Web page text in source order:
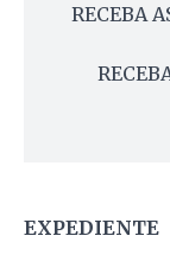
RECEBA
EXPEDIENTE